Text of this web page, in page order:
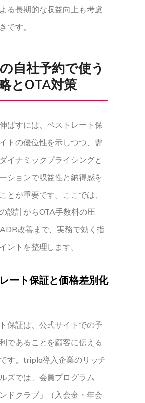
る長期的な収益向上も考慮
です。
自社予約で使う
とOTA対策
ばすには、ベストレート保
トの優位性を示しつつ、需
イナミックプライシングと
ションで収益性と納得感を
とが重要です。ここでは、
設計からOTA手数料の圧
改善まで、実務で効く指
ントを整理します。
ート保証と価格差別化
保証は、公式サイトでの予
であることを顧客に伝える
す。tripla導入企業のリッチ
ズでは、会員プログラム
ンドクラブ」（入会金・年会